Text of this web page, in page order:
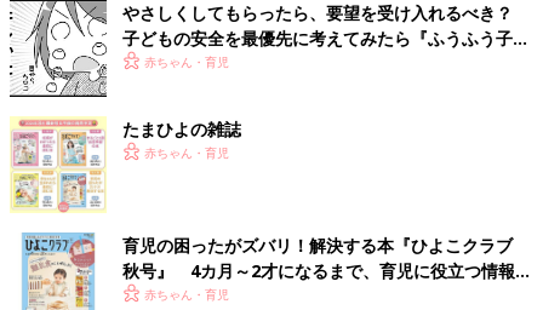
やさしくしてもらったら、要望を受け入れるべき？
子どもの安全を最優先に考えてみたら『ふうふう子育
て ＃59』
赤ちゃん・育児
たまひよの雑誌
赤ちゃん・育児
育児の困ったがズバリ！解決する本『ひよこクラブ
秋号』 4カ月～2才になるまで、育児に役立つ情報が
いっぱい！
赤ちゃん・育児